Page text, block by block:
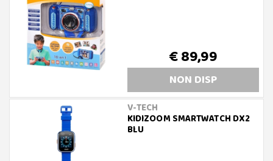
€ 89,99
NON DISP
V-TECH
KIDIZOOM SMARTWATCH DX2
BLU